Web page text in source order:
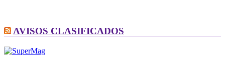
AVISOS CLASIFICADOS